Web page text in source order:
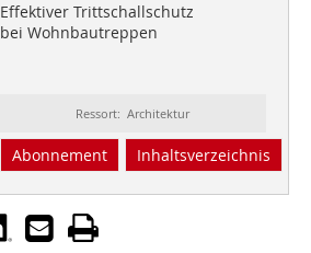
Effektiver Trittschallschutz
bei Wohnbautreppen
Ressort: Architektur
Abonnement Inhaltsverzeichnis